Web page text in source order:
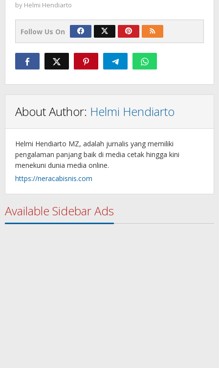
by Helmi Hendiarto
Follow Us On
About Author: Helmi Hendiarto
Helmi Hendiarto MZ, adalah jurnalis yang memiliki
pengalaman panjang baik di media cetak hingga kini
menekuni dunia media online.
https://neracabisnis.com
Available Sidebar Ads